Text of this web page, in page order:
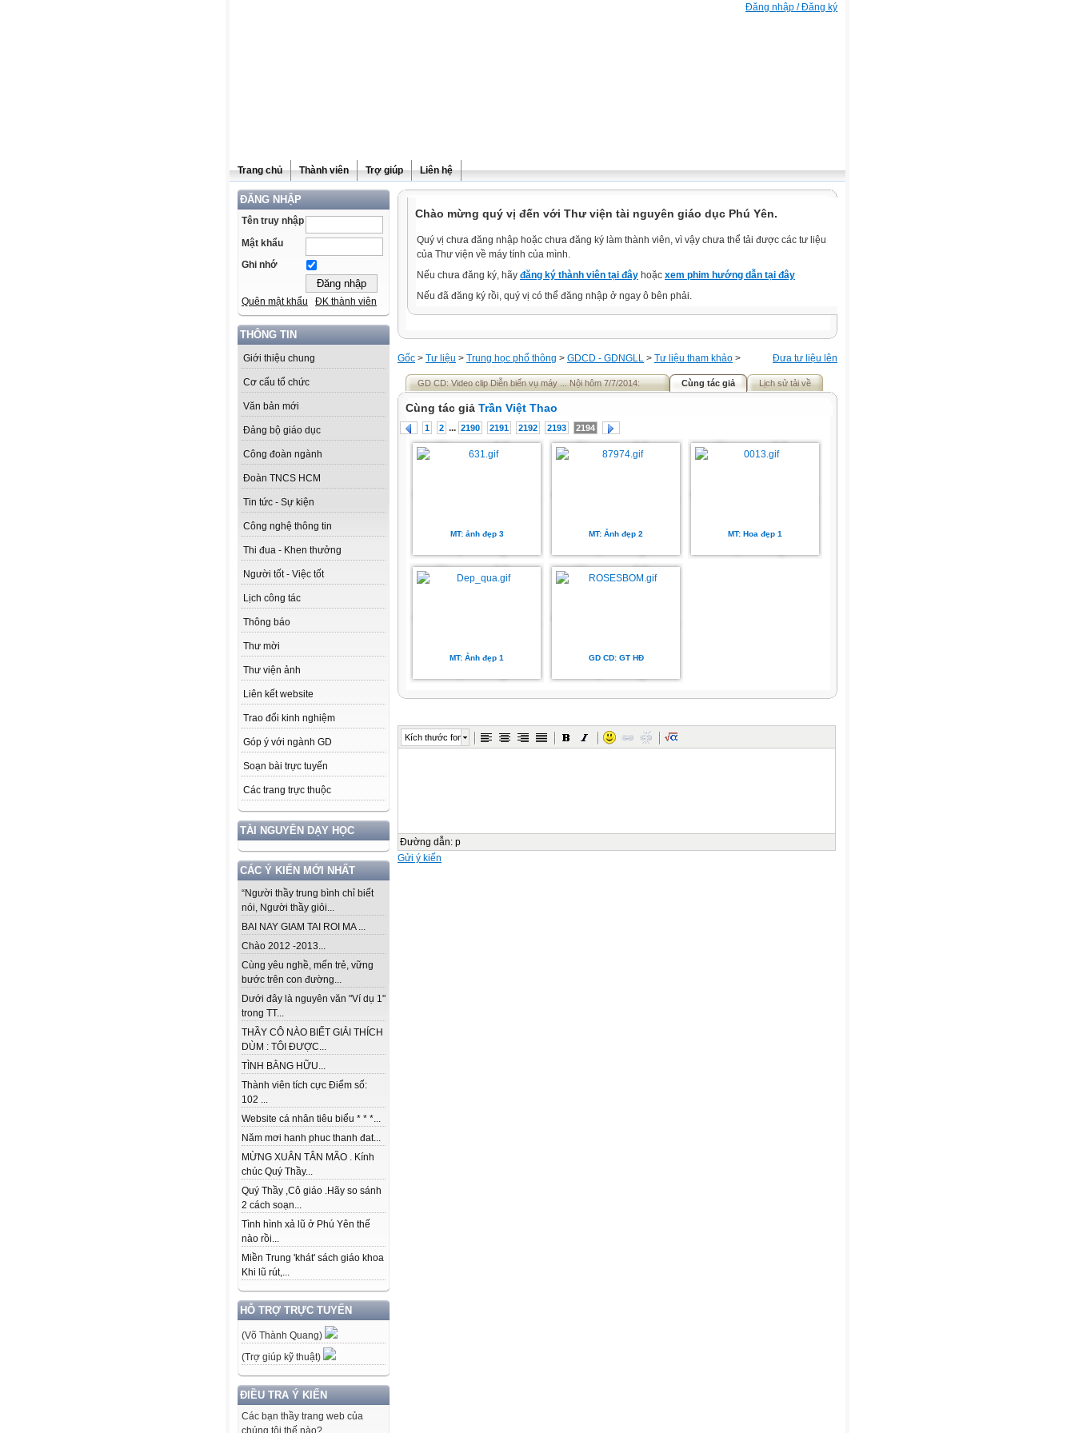
Đăng nhập / Đăng ký
Trang chủ Thành viên Trợ giúp Liên hệ
ĐĂNG NHẬP
Tên truy nhập
Mật khẩu
Ghi nhớ
Quên mật khẩu ĐK thành viên
THÔNG TIN
Giới thiệu chung
Cơ cấu tổ chức
Văn bản mới
Đảng bộ giáo dục
Công đoàn ngành
Đoàn TNCS HCM
Tin tức - Sự kiện
Công nghệ thông tin
Thi đua - Khen thưởng
Người tốt - Việc tốt
Lịch công tác
Thông báo
Thư mời
Thư viện ảnh
Liên kết website
Trao đổi kinh nghiệm
Góp ý với ngành GD
Soạn bài trực tuyến
Các trang trực thuộc
TÀI NGUYÊN DẠY HỌC
CÁC Ý KIẾN MỚI NHẤT
“Người thầy trung bình chỉ biết
nói, Người thầy giỏi...
BAI NAY GIAM TAI ROI MA ...
Chào 2012 -2013...
Cùng yêu nghề, mến trẻ, vững
bước trên con đường...
Dưới đây là nguyên văn "Ví dụ 1"
trong TT...
THẦY CÔ NÀO BIẾT GIẢI THÍCH
DÙM : TÔI ĐƯỢC...
TÌNH BẰNG HỮU...
Thành viên tích cực Điểm số:
102 ...
Website cá nhân tiêu biểu * * *...
Năm mơi hanh phuc thanh đat...
MỪNG XUÂN TÂN MÃO . Kính
chúc Quý Thầy...
Quý Thầy ,Cô giáo .Hãy so sánh
2 cách soạn...
Tình hình xả lũ ở Phú Yên thế
nào rồi...
Miền Trung 'khát' sách giáo khoa
Khi lũ rút,...
HỖ TRỢ TRỰC TUYẾN
(Võ Thành Quang)
(Trợ giúp kỹ thuật)
ĐIỀU TRA Ý KIẾN
Các bạn thầy trang web của
chúng tôi thế nào?
Chào mừng quý vị đến với Thư viện tài nguyên giáo dục Phú Yên.
Quý vị chưa đăng nhập hoặc chưa đăng ký làm thành viên, vì vậy chưa thể tải được các tư liệu
của Thư viện về máy tính của mình.
Nếu chưa đăng ký, hãy đăng ký thành viên tại đây hoặc xem phim hướng dẫn tại đây
Nếu đã đăng ký rồi, quý vị có thể đăng nhập ở ngay ô bên phải.
Đưa tư liệu lên
Gốc > Tư liệu > Trung học phổ thông > GDCD - GDNGLL > Tư liệu tham khảo >
GD CD: Video clip Diễn biến vụ máy ... Nội hôm 7/7/2014: Cùng tác giả Lịch sử tải về
Cùng tác giả Trần Việt Thao
1 2 ... 2190 2191 2192 2193 2194
MT: ảnh đẹp 3 MT: Ảnh đẹp 2 MT: Hoa đẹp 1
MT: Ảnh đẹp 1 GD CD: GT HĐ
Kích thước font
Đường dẫn: p
Gửi ý kiến